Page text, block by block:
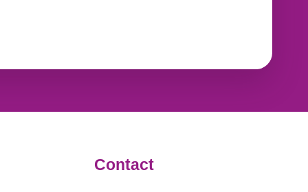
Contact